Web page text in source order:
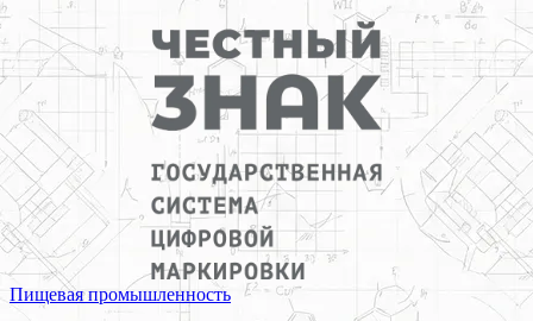
Пищевая промышленность